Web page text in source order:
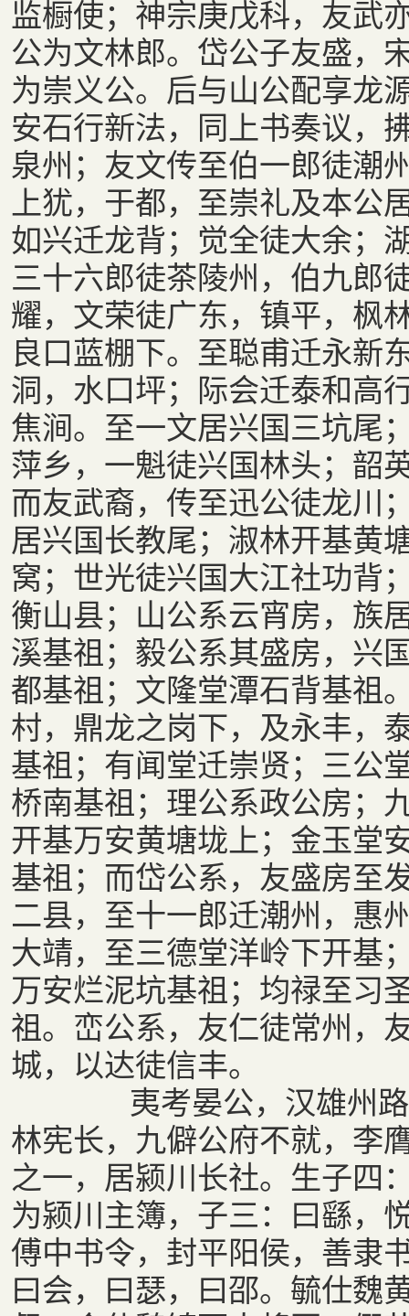
监橱使；神宗庚戊科，友武
公为文林郎。岱公子友盛，
为崇义公。后与山公配享龙
安石行新法，同上书奏议，
泉州；友文传至伯一郎徒潮
上犹，于都，至崇礼及本公
如兴迁龙背；觉全徒大余；
三十六郎徒茶陵州，伯九郎
耀，文荣徒广东，镇平，枫
良口蓝棚下。至聪甫迁永新
洞，水口坪；际会迁泰和高
焦涧。至一文居兴国三坑尾
萍乡，一魁徒兴国林头；韶
而友武裔，传至迅公徒龙川
居兴国长教尾；淑林开基黄
窝；世光徒兴国大江社功背
衡山县；山公系云宵房，族
溪基祖；毅公系其盛房，兴
都基祖；文隆堂潭石背基祖
村，鼎龙之岗下，及永丰，
基祖；有闻堂迁崇贤；三公
桥南基祖；理公系政公房；
开基万安黄塘垅上；金玉堂
基祖；而岱公系，友盛房至
二县，至十一郎迁潮州，惠
大靖，至三德堂洋岭下开基
万安烂泥坑基祖；均禄至习
祖。峦公系，友仁徒常州，
城，以达徒信丰。
夷考晏公，汉雄州路制
林宪长，九僻公府不就，李
之一，居颍川长社。生子四
为颍川主簿，子三：曰繇，
傅中书令，封平阳侯，善隶
曰会，曰瑟，曰邵。毓仕魏